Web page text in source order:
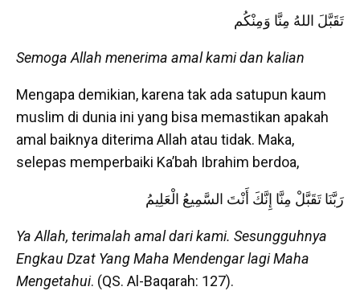
تَقَبَّلَ اللهُ مِنَّا وَمِنْكُم
Semoga Allah menerima amal kami dan kalian
Mengapa demikian, karena tak ada satupun kaum
muslim di dunia ini yang bisa memastikan apakah
amal baiknya diterima Allah atau tidak. Maka,
selepas memperbaiki Ka’bah Ibrahim berdoa,
رَبَّنَا تَقَبَّلْ مِنَّا إِنَّكَ أَنْتَ السَّمِيعُ الْعَلِيمُ
Ya Allah, terimalah amal dari kami. Sesungguhnya
Engkau Dzat Yang Maha Mendengar lagi Maha
Mengetahui. (QS. Al-Baqarah: 127).